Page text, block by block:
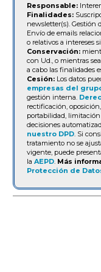
Responsable:
Finalidades:
newsletter(s). Gestión
Envío de emails
o relativos a intereses
Conservación:
con Ud., o mientras
a cabo las finalidades
Cesión: Los datos
empresas del
gestión interna.
rectificación,
portabilidad,
decisiones
nuestro DPD. Si
tratamiento no se
vigente, puede
la AEPD. Más
Protección de